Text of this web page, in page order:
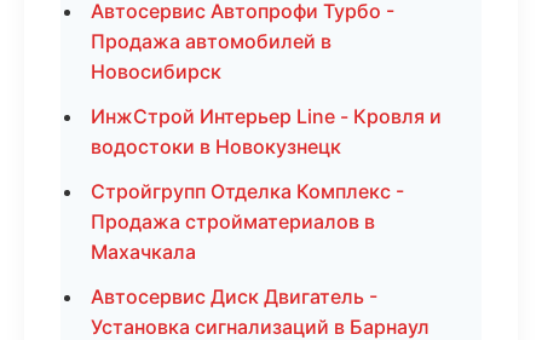
Автосервис Автопрофи Турбо -
Продажа автомобилей в
Новосибирск
ИнжСтрой Интерьер Line - Кровля и
водостоки в Новокузнецк
Стройгрупп Отделка Комплекс -
Продажа стройматериалов в
Махачкала
Автосервис Диск Двигатель -
Установка сигнализаций в Барнаул